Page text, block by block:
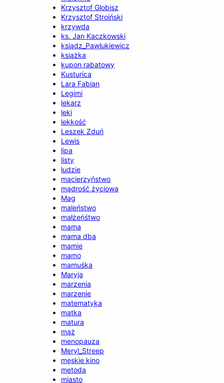
Krzysztof Globisz
Krzysztof Stroiński
krzywda
ks. Jan Kaczkowski
ksiądz_Pawlukiewicz
książka
kupon rabatowy
Kusturica
Lara Fabian
Legimi
lekarz
leki
lekkość
Leszek Zduń
Lewis
lipa
listy
ludzie
macierzyństwo
mądrość życiowa
Mag
maleństwo
małżeńśtwo
mama
mama dba
mamie
mamo
mamuśka
Maryja
marzenia
marzenie
matematyka
matka
matura
mąż
menopauza
Meryl_Streep
męskie kino
metoda
miasto